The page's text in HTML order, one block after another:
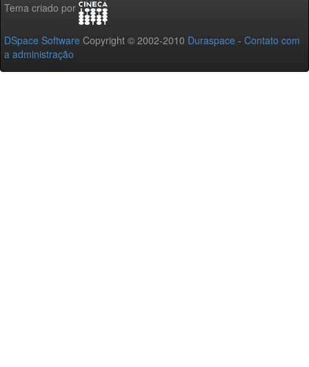
Tema criado por
DSpace Software Copyright © 2002-2010 Duraspace - Contato com
a administração